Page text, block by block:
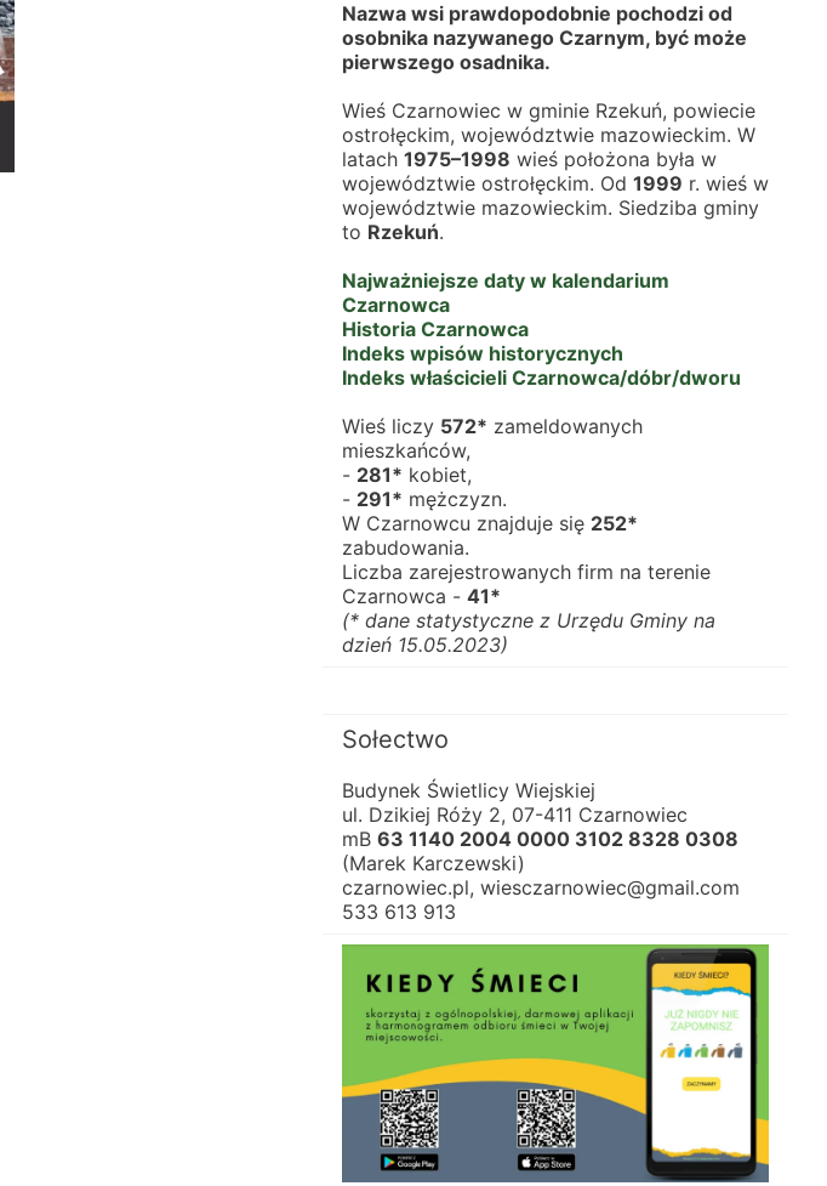
Nazwa wsi prawdopodobnie pochodzi od
osobnika nazywanego Czarnym, być może
pierwszego osadnika.
Wieś Czarnowiec w gminie Rzekuń, powiecie
ostrołęckim, województwie mazowieckim. W
latach 1975–1998 wieś położona była w
województwie ostrołęckim. Od 1999 r. wieś w
województwie mazowieckim. Siedziba gminy
to Rzekuń.
Najważniejsze daty w kalendarium
Czarnowca
Historia Czarnowca
Indeks wpisów historycznych
Indeks właścicieli Czarnowca/dóbr/dworu
Wieś liczy 572* zameldowanych
mieszkańców,
- 281* kobiet,
- 291* mężczyzn.
W Czarnowcu znajduje się 252*
zabudowania.
Liczba zarejestrowanych firm na terenie
Czarnowca - 41*
(* dane statystyczne z Urzędu Gminy na
dzień 15.05.2023)
Sołectwo
Budynek Świetlicy Wiejskiej
ul. Dzikiej Róży 2, 07-411 Czarnowiec
mB 63 1140 2004 0000 3102 8328 0308
(Marek Karczewski)
czarnowiec.pl, wiesczarnowiec@gmail.com
533 613 913